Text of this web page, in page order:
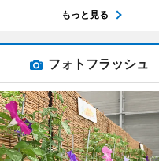
もっと見る
フォトフラッシュ